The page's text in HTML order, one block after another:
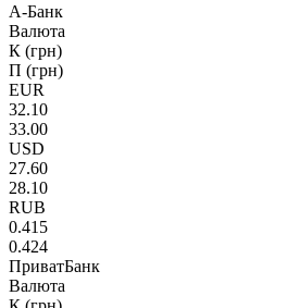
А-Банк
Валюта
К (грн)
П (грн)
EUR
32.10
33.00
USD
27.60
28.10
RUB
0.415
0.424
ПриватБанк
Валюта